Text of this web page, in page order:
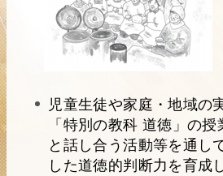
児童生徒や家庭・地域の
「特別の教科 道徳」の
と話し合う活動等を通し
した道徳的判断力を育成